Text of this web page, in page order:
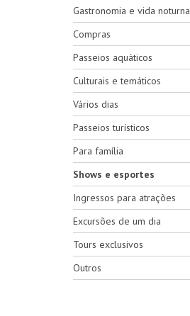
Gastronomia e vida noturna
Compras
Passeios aquáticos
Culturais e temáticos
Vários dias
Passeios turísticos
Para família
Shows e esportes
Ingressos para atrações
Excursões de um dia
Tours exclusivos
Outros